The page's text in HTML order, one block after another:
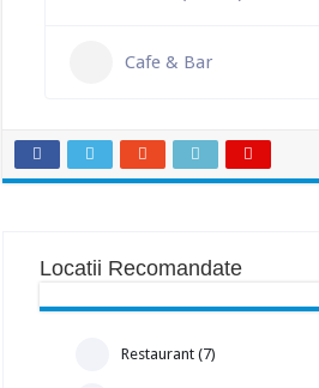
Cafe & Bar
Locatii Recomandate
Restaurant (7)